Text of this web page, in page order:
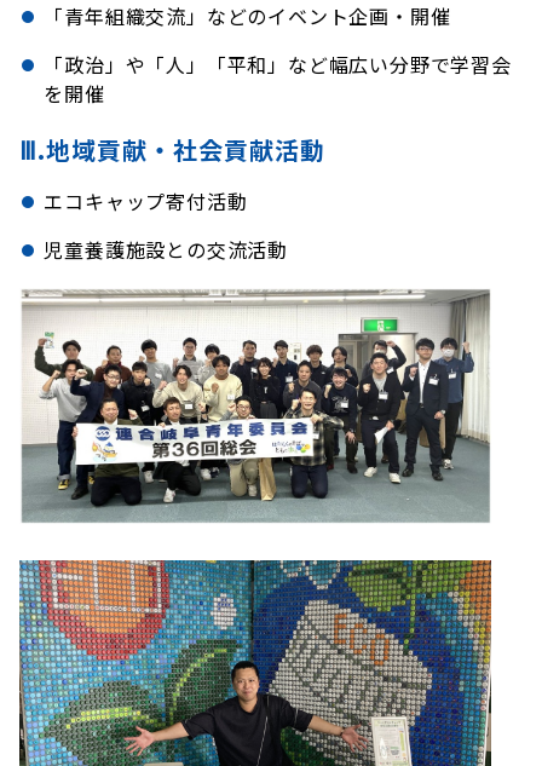
「青年組織交流」などのイベント企画・開催
「政治」や「人」「平和」など幅広い分野で学習会
を開催
Ⅲ.地域貢献・社会貢献活動
エコキャップ寄付活動
児童養護施設との交流活動